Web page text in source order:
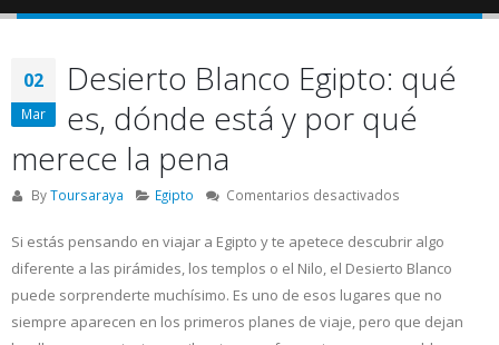
02
Mar
Desierto Blanco Egipto: qué
es, dónde está y por qué
merece la pena
ByToursaraya Egipto Comentarios desactivados
Blanco
Egipto:
es,
dónde
Si estás pensando en viajar a Egipto y te apetece descubrir algo
diferente a las pirámides, los templos o el Nilo, el Desierto Blanco
puede sorprenderte muchísimo. Es uno de esos lugares que no
siempre aparecen en los primeros planes de viaje, pero que dejan